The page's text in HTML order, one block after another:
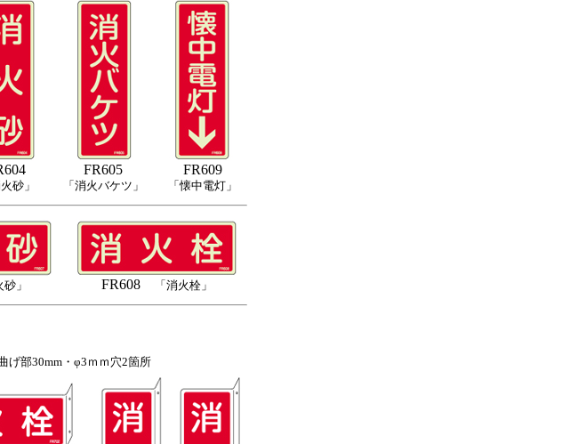
砂」
FR605
「消火バケツ」
FR609
「懐中電灯」
砂」 FR608 「消火栓」
部30mm・φ3ｍｍ穴2箇所